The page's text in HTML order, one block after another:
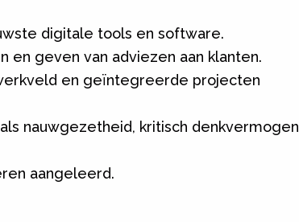
digitale tools en software.
geven van adviezen aan klanten.
en geïntegreerde projecten
nauwgezetheid, kritisch denkvermogen
aangeleerd.